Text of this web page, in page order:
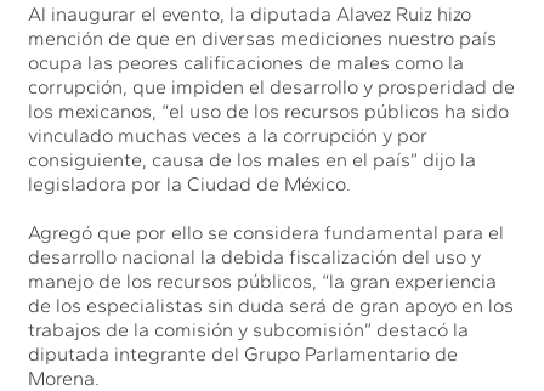
Al inaugurar el evento, la diputada Alavez Ruiz hizo
mención de que en diversas mediciones nuestro país
ocupa las peores calificaciones de males como la
corrupción, que impiden el desarrollo y prosperidad de
los mexicanos, “el uso de los recursos públicos ha sido
vinculado muchas veces a la corrupción y por
consiguiente, causa de los males en el país” dijo la
legisladora por la Ciudad de México.
Agregó que por ello se considera fundamental para el
desarrollo nacional la debida fiscalización del uso y
manejo de los recursos públicos, “la gran experiencia
de los especialistas sin duda será de gran apoyo en los
trabajos de la comisión y subcomisión” destacó la
diputada integrante del Grupo Parlamentario de
Morena.